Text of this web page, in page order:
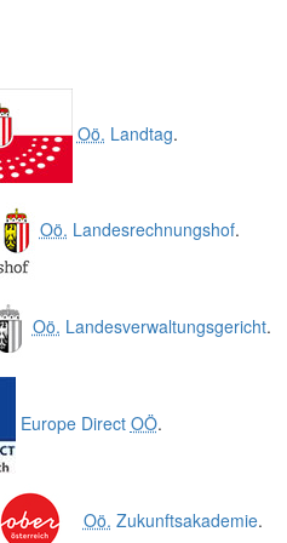
Oö. Landtag.
Oö. Landesrechnungshof.
Oö. Landesverwaltungsgericht.
Europe Direct OÖ.
Oö. Zukunftsakademie.